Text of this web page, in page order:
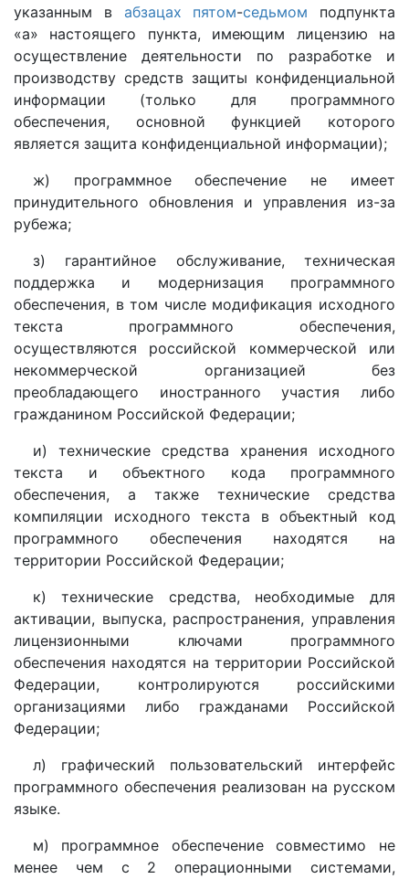
указанным в абзацах пятом-седьмом подпункта
«а» настоящего пункта, имеющим лицензию на
осуществление деятельности по разработке и
производству средств защиты конфиденциальной
информации (только для программного
обеспечения, основной функцией которого
является защита конфиденциальной информации);
ж) программное обеспечение не имеет
принудительного обновления и управления из-за
рубежа;
з) гарантийное обслуживание, техническая
поддержка и модернизация программного
обеспечения, в том числе модификация исходного
текста программного обеспечения,
осуществляются российской коммерческой или
некоммерческой организацией без
преобладающего иностранного участия либо
гражданином Российской Федерации;
и) технические средства хранения исходного
текста и объектного кода программного
обеспечения, а также технические средства
компиляции исходного текста в объектный код
программного обеспечения находятся на
территории Российской Федерации;
к) технические средства, необходимые для
активации, выпуска, распространения, управления
лицензионными ключами программного
обеспечения находятся на территории Российской
Федерации, контролируются российскими
организациями либо гражданами Российской
Федерации;
л) графический пользовательский интерфейс
программного обеспечения реализован на русском
языке.
м) программное обеспечение совместимо не
менее чем с 2 операционными системами,